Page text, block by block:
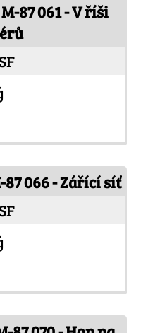
87 061 - V říši
066 - Zářící síť